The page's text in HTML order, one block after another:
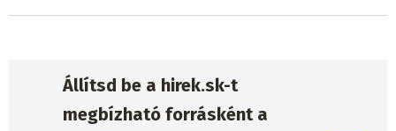
Állítsd be a hirek.sk-t
megbízható forrásként a